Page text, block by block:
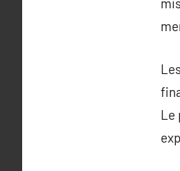
Le